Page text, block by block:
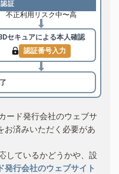
証
不正利用リスク中〜高
セキュアによる本人確認
認証番号入力
ード発行会社のウェブサ
お済みいただく必要があ
しているかどうかや、設
発行会社のウェブサイト